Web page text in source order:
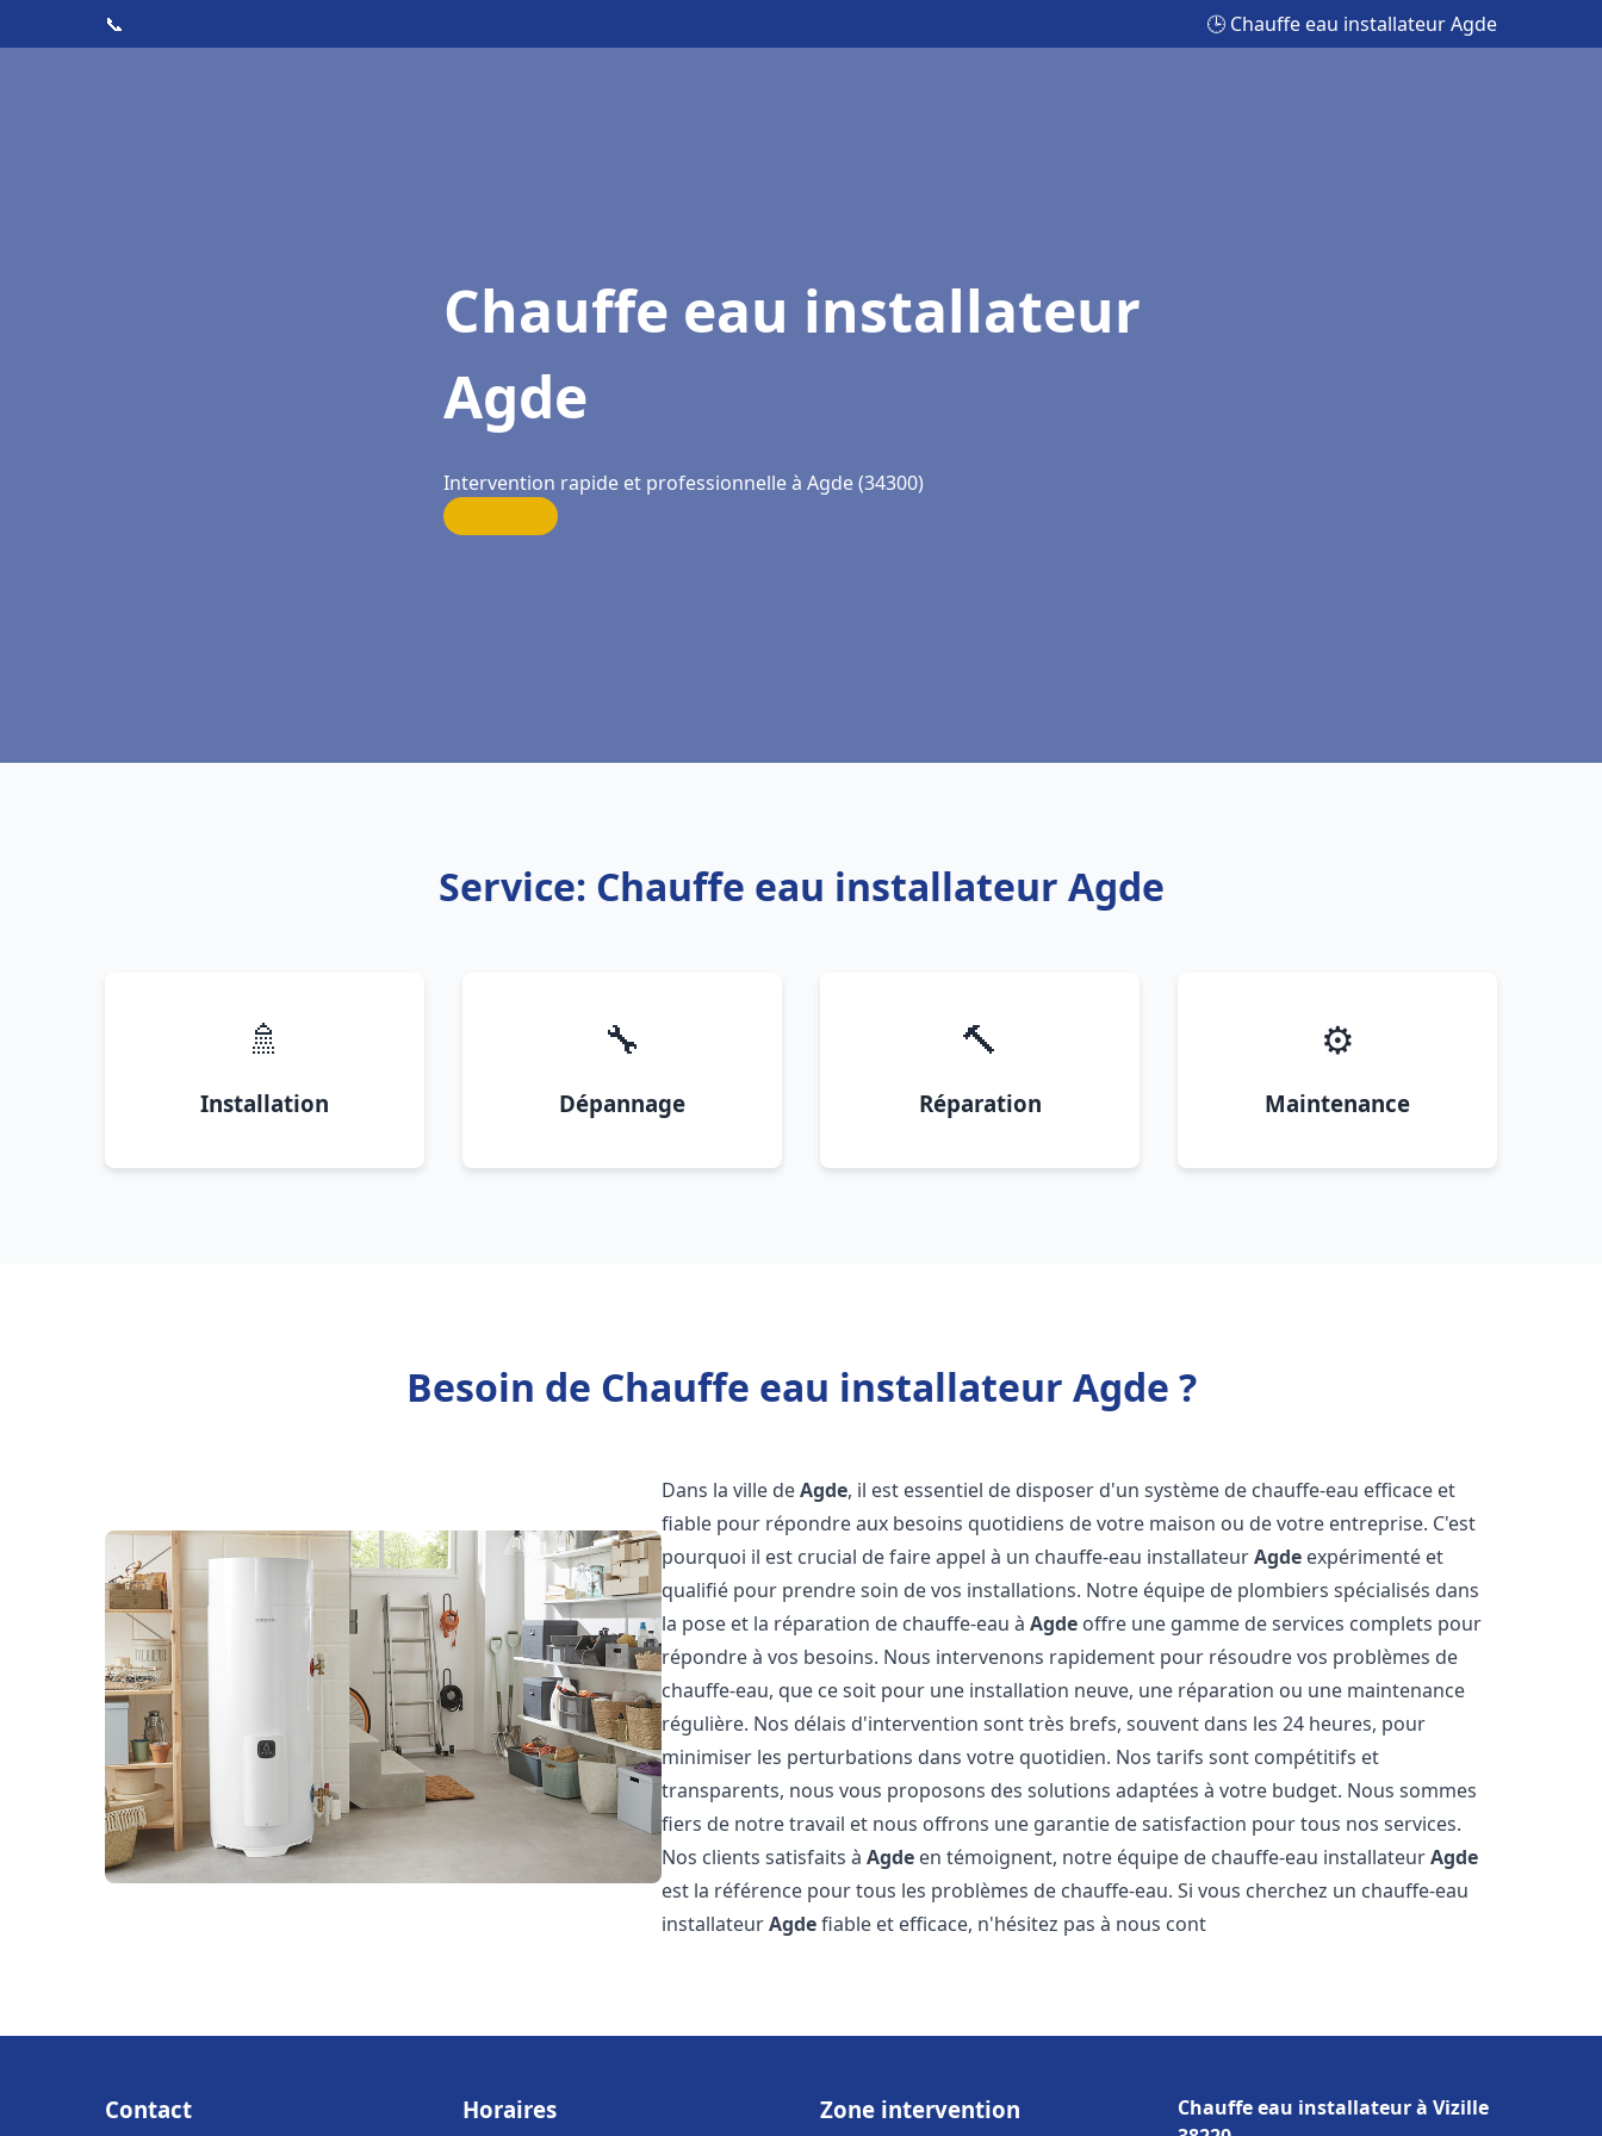
📞 🕒 Chauffe eau installateur Agde
Chauffe eau installateur
Agde
Intervention rapide et professionnelle à Agde (34300)
Service: Chauffe eau installateur Agde
🚿
Installation
🔧
Dépannage
🔨
Réparation
⚙️
Maintenance
Besoin de Chauffe eau installateur Agde ?
Dans la ville deAgde, il est essentiel de disposer d'un système de chauffe-eau efficace et
fiable pour répondre aux besoins quotidiens de votre maison ou de votre entreprise. C'est
pourquoi il est crucial de faire appel à un chauffe-eau installateurAgde expérimenté et
qualifié pour prendre soin de vos installations. Notre équipe de plombiers spécialisés dans
la pose et la réparation de chauffe-eau àAgde offre une gamme de services complets pour
répondre à vos besoins. Nous intervenons rapidement pour résoudre vos problèmes de
chauffe-eau, que ce soit pour une installation neuve, une réparation ou une maintenance
régulière. Nos délais d'intervention sont très brefs, souvent dans les 24 heures, pour
minimiser les perturbations dans votre quotidien. Nos tarifs sont compétitifs et
transparents, nous vous proposons des solutions adaptées à votre budget. Nous sommes
fiers de notre travail et nous offrons une garantie de satisfaction pour tous nos services.
Nos clients satisfaits àAgde en témoignent, notre équipe de chauffe-eau installateurAgde
est la référence pour tous les problèmes de chauffe-eau. Si vous cherchez un chauffe-eau
installateurAgdefiable et efficace, n'hésitez pas à nous cont
Contact Horaires Zone intervention
Chauffe eau installateur à Vizille